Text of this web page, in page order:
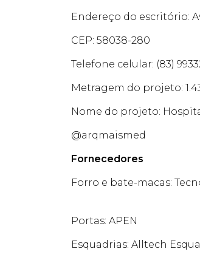
Endereço do escritório:
CEP: 58038-280
Telefone celular: (83)
Metragem do projeto:
Nome do projeto:
@arqmaismed
Fornecedores
Forro e bate-macas:
Portas: APEN
Esquadrias: Alltech